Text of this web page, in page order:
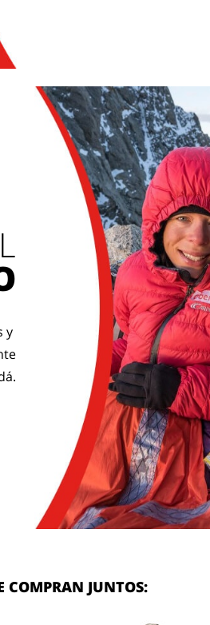
y
COMPRAN JUNTOS: